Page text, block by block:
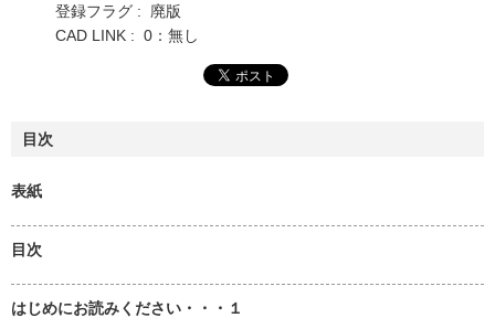
登録フラグ : 廃版
CAD LINK : 0：無し
目次
表紙
目次
はじめにお読みください・・・１